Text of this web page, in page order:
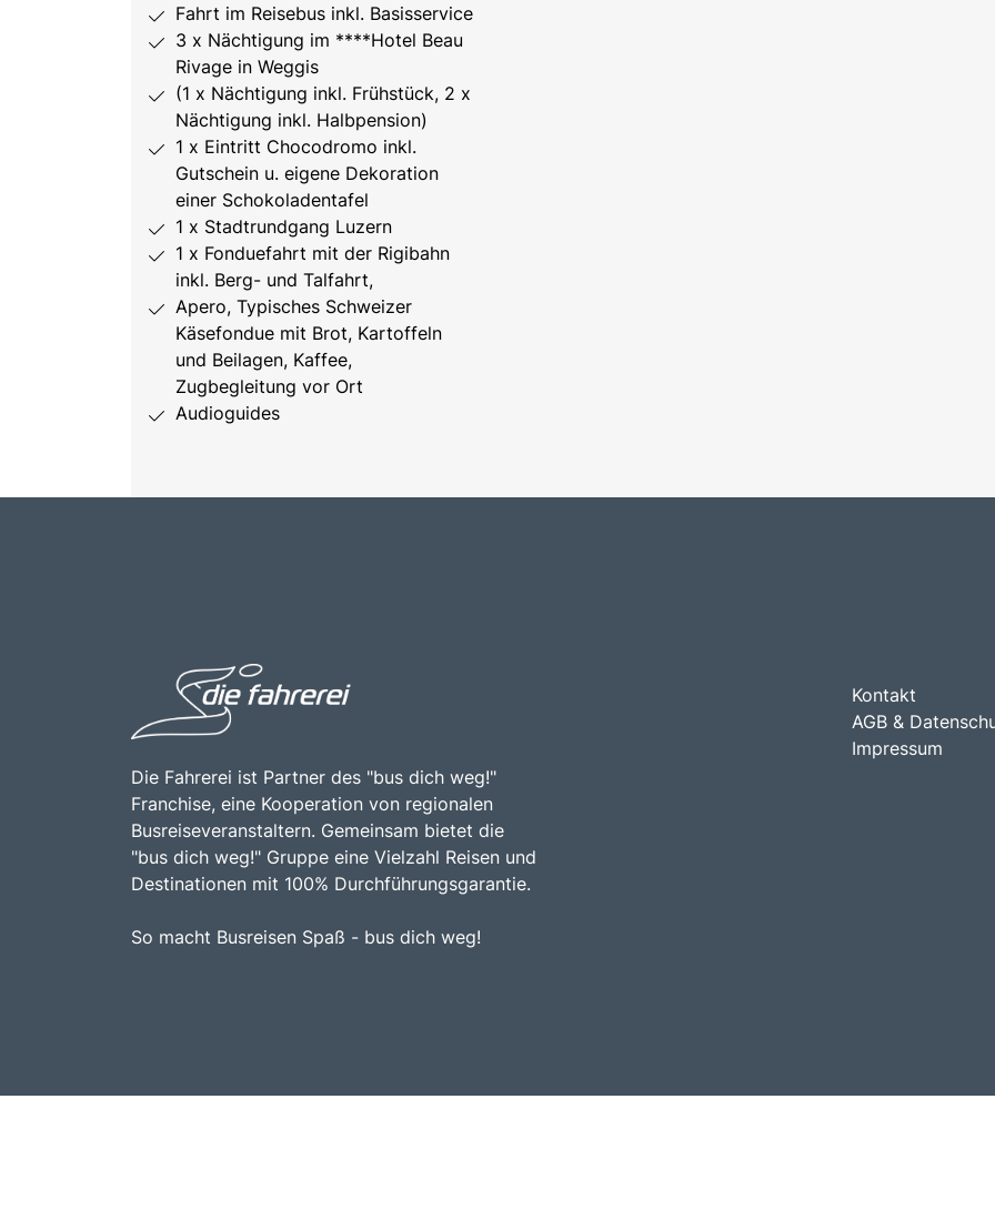
Fahrt im Reisebus inkl. Basisservice
3 x Nächtigung im ****Hotel Beau
Rivage in Weggis
(1 x Nächtigung inkl. Frühstück, 2 x
Nächtigung inkl. Halbpension)
1 x Eintritt Chocodromo inkl.
Gutschein u. eigene Dekoration
einer Schokoladentafel
1 x Stadtrundgang Luzern
1 x Fonduefahrt mit der Rigibahn
inkl. Berg- und Talfahrt,
Apero, Typisches Schweizer
Käsefondue mit Brot, Kartoffeln
und Beilagen, Kaffee,
Zugbegleitung vor Ort
Audioguides
Die Fahrerei ist Partner des "bus dich weg!"
Franchise, eine Kooperation von regionalen
Busreiseveranstaltern. Gemeinsam bietet die
"bus dich weg!" Gruppe eine Vielzahl Reisen und
Destinationen mit 100% Durchführungsgarantie.
So macht Busreisen Spaß - bus dich weg!
Kontakt
AGB &
Impressum